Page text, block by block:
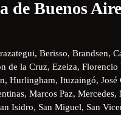
de Buenos
Berisso, Brandsen,
de la Cruz, Ezeiza,
Hurlingham, Ituzaingó, José
Marcos Paz,
Isidro, San Miguel, San